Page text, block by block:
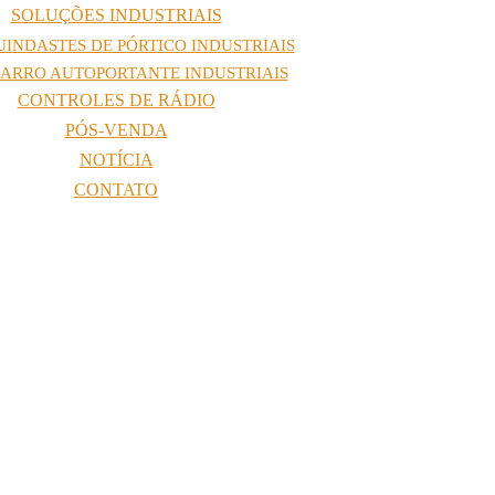
SOLUÇÕES INDUSTRIAIS
DE PÓRTICO INDUSTRIAIS
AUTOPORTANTE INDUSTRIAIS
CONTROLES DE RÁDIO
PÓS-VENDA
NOTÍCIA
CONTATO